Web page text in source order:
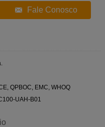
Fale Conosco
QPBOC, EMC, WHOQ
UAH-B01